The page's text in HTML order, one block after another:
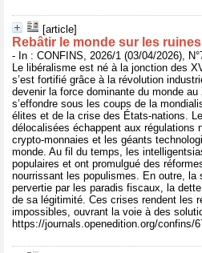
[article]
Rebâtir le monde sur les
- In : CONFINS, 2026/1 (03/04/2026),
Le libéralisme est né à la jonction des
s’est fortifié grâce à la révolution
devenir la force dominante du monde au
s’effondre sous les coups de la
élites et de la crise des États-nations.
délocalisées échappent aux régulations
crypto-monnaies et les géants
monde. Au fil du temps, les
populaires et ont promulgué des
nourrissant les populismes. En outre, la
pervertie par les paradis fiscaux, la
de sa légitimité. Ces crises rendent les
impossibles, ouvrant la voie à des
https://journals.openedition.org/confins/